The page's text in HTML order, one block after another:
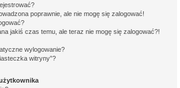
poprawnie, ale nie mogę się zalogować!
jakiś czas temu, ale teraz nie mogę się zalogować?!
wylogowanie?
witryny”?